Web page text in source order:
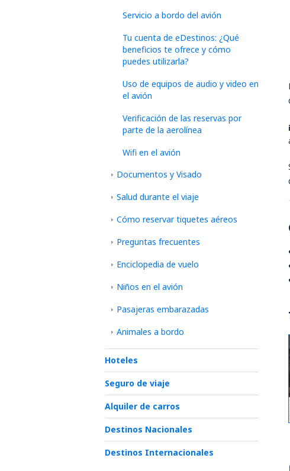
Servicio a bordo del avión
Tu cuenta de eDestinos: ¿Qué
beneficios te ofrece y cómo
puedes utilizarla?
Uso de equipos de audio y video en
el avión
Verificación de las reservas por
parte de la aerolínea
Wifi en el avión
Documentos y Visado
Salud durante el viaje
Cómo reservar tiquetes aéreos
Preguntas frecuentes
Enciclopedia de vuelo
Niños en el avión
Pasajeras embarazadas
Animales a bordo
Hoteles
Seguro de viaje
Alquiler de carros
Destinos Nacionales
Destinos Internacionales